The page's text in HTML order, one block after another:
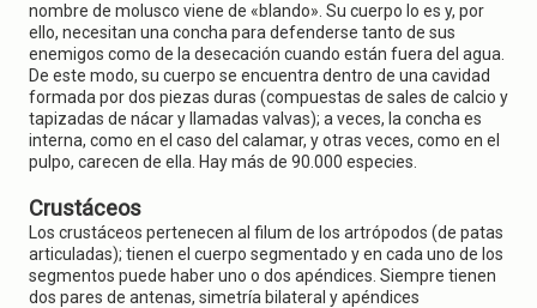
nombre de molusco viene de «blando». Su cuerpo lo es y, por
ello, necesitan una concha para defenderse tanto de sus
enemigos como de la desecación cuando están fuera del agua.
De este modo, su cuerpo se encuentra dentro de una cavidad
formada por dos piezas duras (compuestas de sales de calcio y
tapizadas de nácar y llamadas valvas); a veces, la concha es
interna, como en el caso del calamar, y otras veces, como en el
pulpo, carecen de ella. Hay más de 90.000 especies.
Crustáceos
Los crustáceos pertenecen al filum de los artrópodos (de patas
articuladas); tienen el cuerpo segmentado y en cada uno de los
segmentos puede haber uno o dos apéndices. Siempre tienen
dos pares de antenas, simetría bilateral y apéndices